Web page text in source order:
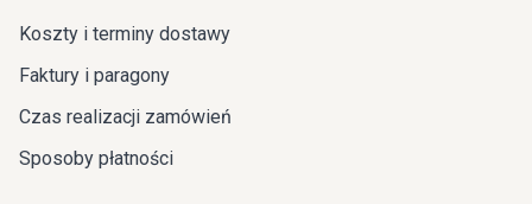
Koszty i terminy dostawy
Faktury i paragony
Czas realizacji zamówień
Sposoby płatności